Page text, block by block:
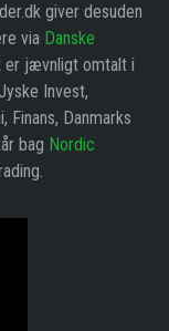
giver desuden
via Danske
er jævnligt omtalt i
Invest,
Finans, Danmarks
bag Nordic